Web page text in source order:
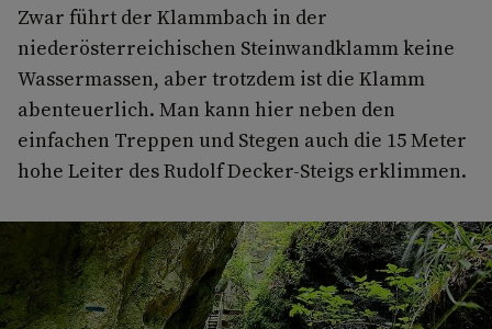
Zwar führt der Klammbach in der
niederösterreichischen Steinwandklamm keine
Wassermassen, aber trotzdem ist die Klamm
abenteuerlich. Man kann hier neben den
einfachen Treppen und Stegen auch die 15 Meter
hohe Leiter des Rudolf Decker-Steigs erklimmen.